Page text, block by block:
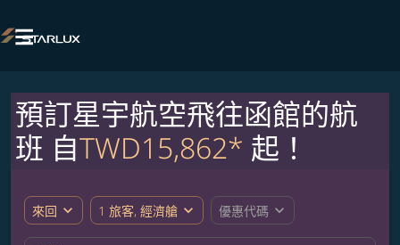

預訂星宇航空飛往函館的航
班 自TWD15,862* 起！
來回 expand_more 1 旅客, 經濟艙 expand_more 優惠代碼 expand_more